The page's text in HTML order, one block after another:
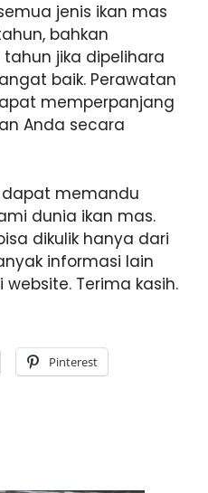
jenis ikan mas
bahkan
jika dipelihara
baik. Perawatan
memperpanjang
Anda secara
memandu
dunia ikan mas.
dikulik hanya dari
informasi lain
Terima kasih.
Pinterest